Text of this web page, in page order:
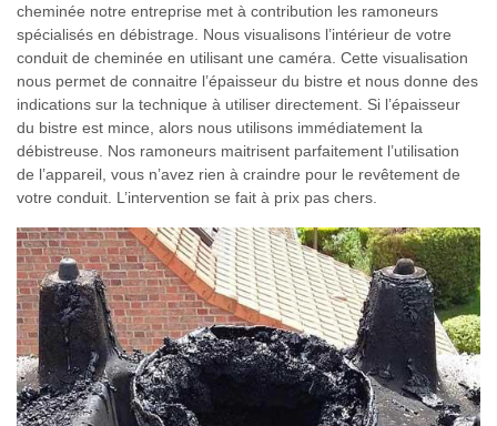
cheminée notre entreprise met à contribution les ramoneurs
spécialisés en débistrage. Nous visualisons l’intérieur de votre
conduit de cheminée en utilisant une caméra. Cette visualisation
nous permet de connaitre l’épaisseur du bistre et nous donne des
indications sur la technique à utiliser directement. Si l’épaisseur
du bistre est mince, alors nous utilisons immédiatement la
débistreuse. Nos ramoneurs maitrisent parfaitement l’utilisation
de l’appareil, vous n’avez rien à craindre pour le revêtement de
votre conduit. L’intervention se fait à prix pas chers.